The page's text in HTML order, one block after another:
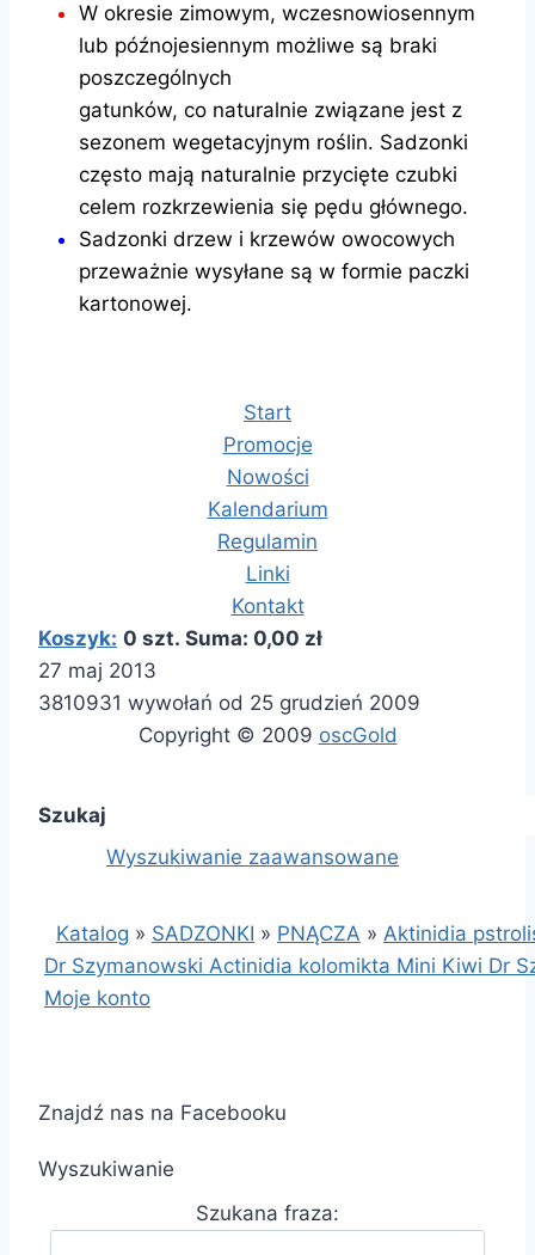
W okresie zimowym, wczesnowiosennym
lub późnojesiennym możliwe są braki
poszczególnych
gatunków, co naturalnie związane jest z
sezonem wegetacyjnym roślin. Sadzonki
często mają naturalnie przycięte czubki
celem rozkrzewienia się pędu głównego.
Sadzonki drzew i krzewów owocowych
przeważnie wysyłane są w formie paczki
kartonowej.
Start
Promocje
Nowości
Kalendarium
Regulamin
Linki
Kontakt
Koszyk: 0 szt. Suma: 0,00 zł
27 maj 2013
3810931 wywołań od 25 grudzień 2009
Copyright © 2009 oscGold
Szukaj
Wyszukiwanie zaawansowane
Katalog » SADZONKI » PNĄCZA » Aktinidia
Dr Szymanowski Actinidia kolomikta Mini Kiwi Dr
Moje konto
Znajdź nas na Facebooku
Wyszukiwanie
Szukana fraza: